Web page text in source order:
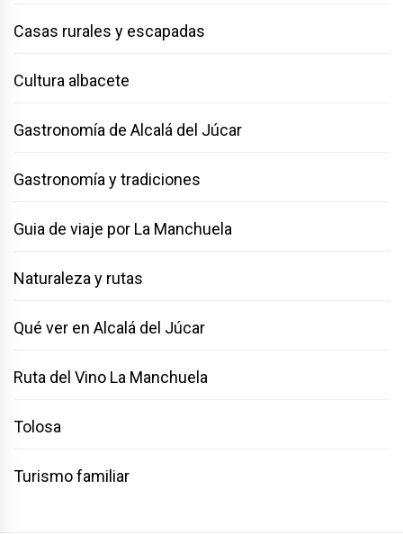
Casas rurales y escapadas
Cultura albacete
Gastronomía de Alcalá del Júcar
Gastronomía y tradiciones
Guia de viaje por La Manchuela
Naturaleza y rutas
Qué ver en Alcalá del Júcar
Ruta del Vino La Manchuela
Tolosa
Turismo familiar